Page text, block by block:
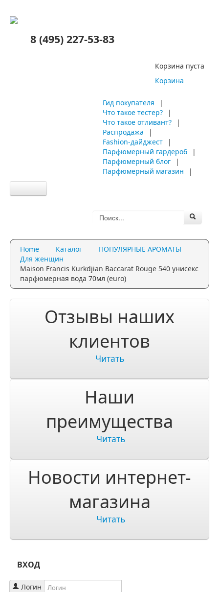
8 (495) 227-53-83
Корзина пуста
Корзина
Гид покупателя
|
Что такое тестер?
|
Что такое отливант?
|
Распродажа
|
Fashion-дайджест
|
Парфюмерный гардероб
|
Парфюмерный блог
|
Парфюмерный магазин
|
Качество и гарантии
Акции и скидки
Акции и скидки
Доставка и оплата
Доставка и оплата по Москве
Доставка по Санкт-Петербугу
Доставка и оплата по России
Ответы на часто задаваемые вопросы
Home Каталог
ПОПУЛЯРНЫЕ АРОМАТЫ
Для женщин
Maison Francis Kurkdjian Baccarat Rouge 540 унисекс
парфюмерная вода 70мл (euro)
Отзывы наших
клиентов
Читать
Наши
преимущества
Читать
Новости интернет-
магазина
Читать
ВХОД
Логин